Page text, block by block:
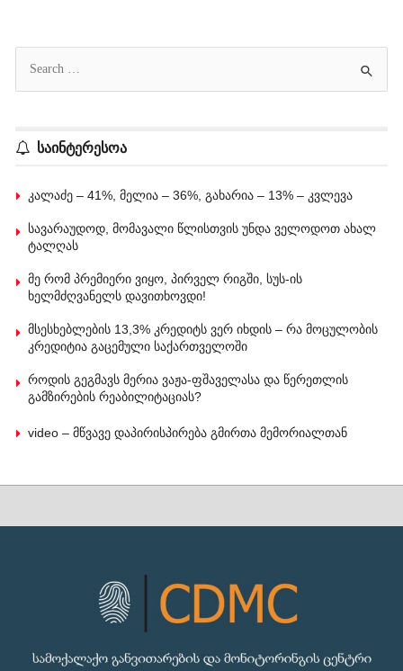
საინტერესოა
კალაძე – 41%, მელია – 36%, გახარია – 13% – კვლევა
სავარაუდოდ, მომავალი წლისთვის უნდა ველოდოთ ახალ
ტალღას
მე რომ პრემიერი ვიყო, პირველ რიგში, სუს-ის
ხელმძღვანელს დავითხოვდი!
მსესხებლების 13,3% კრედიტს ვერ იხდის – რა მოცულობის
კრედიტია გაცემული საქართველოში
როდის გეგმავს მერია ვაჟა-ფშაველასა და წერეთლის
გამზირების რეაბილიტაციას?
video – მწვავე დაპირისპირება გმირთა მემორიალთან